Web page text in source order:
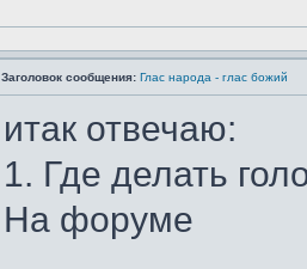
Заголовок сообщения: Глас народа - глас божий
итак отвечаю:
1. Где делать
На форуме